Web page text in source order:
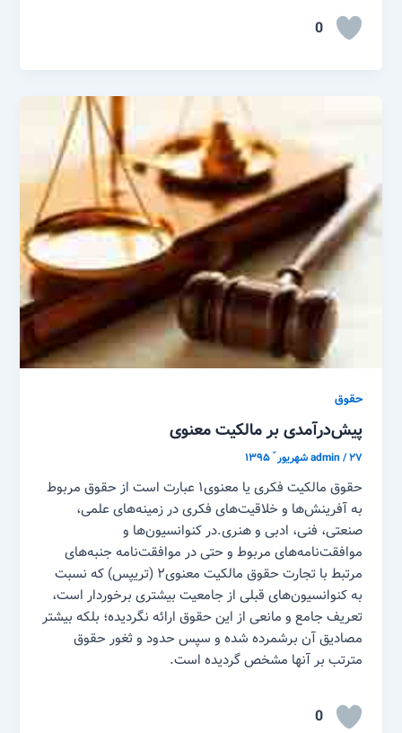
0
حقوق
پیش‌درآمدی بر مالکیت معنوی
admin/۲۷ شهریور ّ ۱۳۹۵
حقوق مالکیت فکری یا معنوی۱ عبارت است از حقوق مربوط
به آفرینش‌ها و خلاقیت‌های فکری در زمینه‌های علمی،
صنعتی، فنی، ادبی و هنری.در کنوانسیون‌ها و
موافقت‌نامه‌های مربوط و حتی در موافقت‌نامه جنبه‌های
مرتبط با تجارت حقوق مالکیت معنوی۲ (تریپس) که نسبت
به کنوانسیون‌های قبلی از جامعیت بیشتری برخوردار است،
تعریف جامع و مانعی از این حقوق ارائه نگردیده؛ بلکه بیشتر
مصادیق آن برشمرده شده و سپس حدود و ثغور حقوق
مترتب بر آنها مشخص گردیده است.
0